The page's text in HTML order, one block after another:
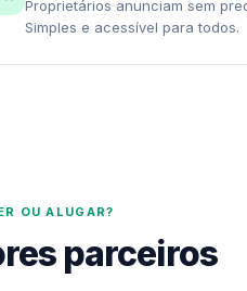
Proprietários anunciam sem
Simples e acessível para todos.
OU ALUGAR?
parceiros